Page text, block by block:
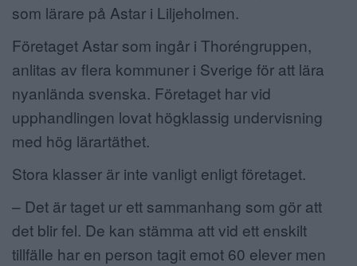
som lärare på Astar i Liljeholmen.
Företaget Astar som ingår i Thoréngruppen,
anlitas av flera kommuner i Sverige för att lära
nyanlända svenska. Företaget har vid
upphandlingen lovat högklassig undervisning
med hög lärartäthet.
Stora klasser är inte vanligt enligt företaget.
– Det är taget ur ett sammanhang som gör att
det blir fel. De kan stämma att vid ett enskilt
tillfälle har en person tagit emot 60 elever men